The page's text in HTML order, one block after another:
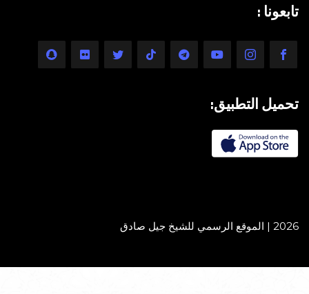
تابعونا :
تحميل التطبيق:
2026 | الموقع الرسمي للشيخ جيل صادق